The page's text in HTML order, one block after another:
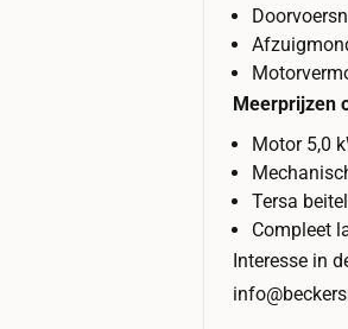
Meerprijzen
Motor 5,0
Tersa
Compleet
Interesse in